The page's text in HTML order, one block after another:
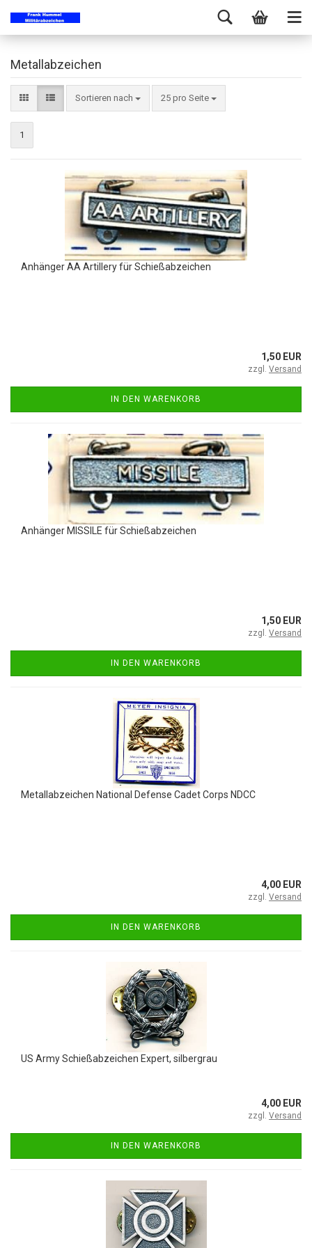
Metallabzeichen
Sortieren nach 25 pro Seite
1
Anhänger AA Artillery für Schießabzeichen
1,50 EUR
zzgl. Versand
IN DEN WARENKORB
Anhänger MISSILE für Schießabzeichen
1,50 EUR
zzgl. Versand
IN DEN WARENKORB
Metallabzeichen National Defense Cadet Corps NDCC
4,00 EUR
zzgl. Versand
IN DEN WARENKORB
US Army Schießabzeichen Expert, silbergrau
4,00 EUR
zzgl. Versand
IN DEN WARENKORB